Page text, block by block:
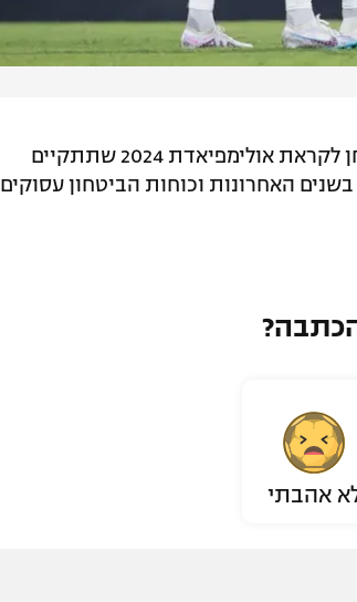
בצרפת כאמור מתייחסים לכל האירועים הללו כאל מבחן לקראת אולימפיאדת 2024 שתתקיים
האחרונות וכוחות הביטחון עסוקים
אהבתי